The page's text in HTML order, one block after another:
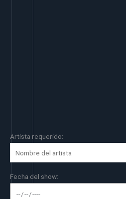
Artista requerido:
Fecha del show: